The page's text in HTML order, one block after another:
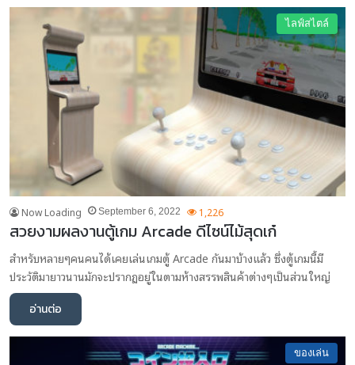
ไลฟ์สไตล์
Now Loading September 6, 2022 1,226
สวยงามผลงานตู้เกม Arcade ดีไซน์ไม้สุดเก๋
สำหรับหลายๆคนคนได้เคยเล่นเกมตู้ Arcade กันมาบ้างแล้ว ซึ่งตู้เกมนี้มี
ประวัติมายาวนานมักจะปรากฏอยู่ในตามห้างสรรพสินค้าต่างๆเป็นส่วนใหญ่
อ่านต่อ
ของเล่น